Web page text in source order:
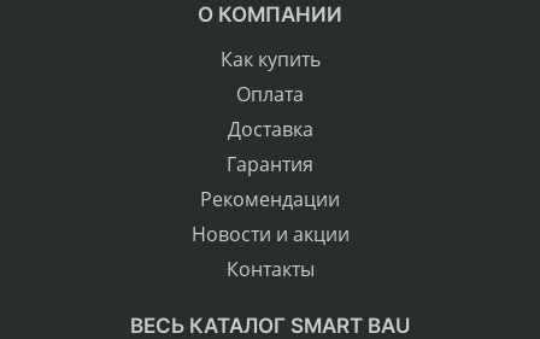
О КОМПАНИИ
Как купить
Оплата
Доставка
Гарантия
Рекомендации
Новости и акции
Контакты
ВЕСЬ КАТАЛОГ SMART BAU